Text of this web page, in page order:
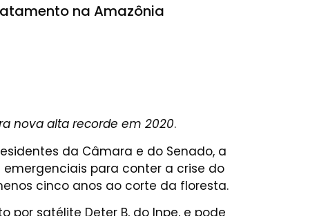
na Amazônia
nova alta recorde em 2020.
da Câmara e do Senado, a
para conter a crise do
cinco anos ao corte da floresta.
satélite Deter B, do Inpe, e pode